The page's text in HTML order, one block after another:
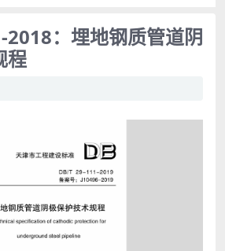
：埋地钢质管道阴
程